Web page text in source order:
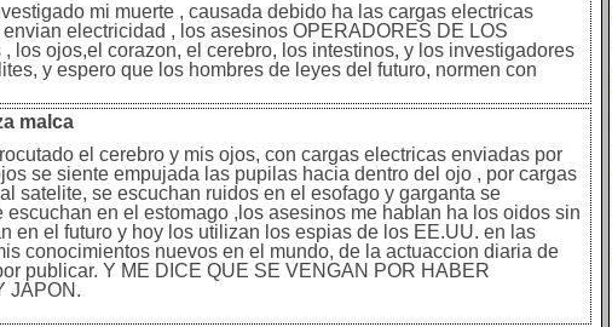
mi muerte , causada debido ha las cargas electricas
electricidad , los asesinos OPERADORES DE LOS
ojos,el corazon, el cerebro, los intestinos, y los investigadores
y espero que los hombres de leyes del futuro, normen con
malca
el cerebro y mis ojos, con cargas electricas enviadas por
se siente empujada las pupilas hacia dentro del ojo , por cargas
satelite, se escuchan ruidos en el esofago y garganta se
en el estomago ,los asesinos me hablan ha los oidos sin
en el futuro y hoy los utilizan los espias de los EE.UU. en las
conocimientos nuevos en el mundo, de la actuaccion diaria de
publicar. Y ME DICE QUE SE VENGAN POR HABER
JAPON.